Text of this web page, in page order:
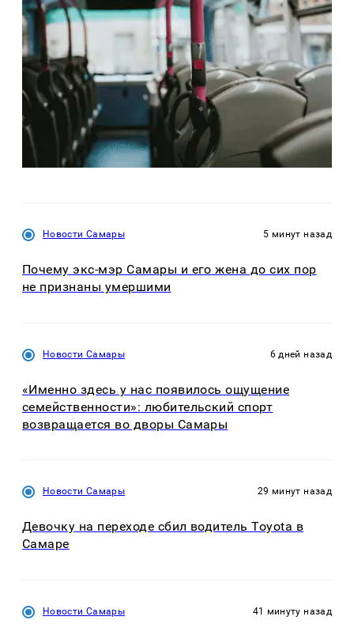
Новости Самары 5 минут назад
Почему экс-мэр Самары и его жена до сих пор
не признаны умершими
Новости Самары 6 дней назад
«Именно здесь у нас появилось ощущение
семейственности»: любительский спорт
возвращается во дворы Самары
Новости Самары 29 минут назад
Девочку на переходе сбил водитель Toyota в
Самаре
Новости Самары 41 минуту назад